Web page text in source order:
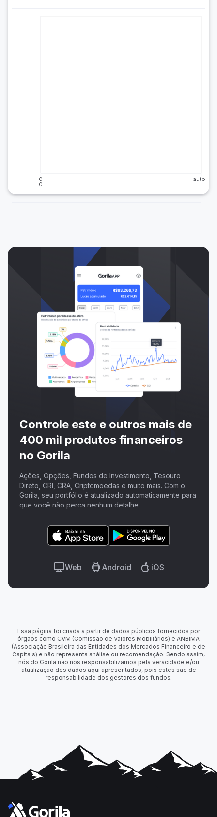
0
0
auto
Controle este e outros mais de
400 mil produtos financeiros
no Gorila
Ações, Opções, Fundos de Investimento, Tesouro
Direto, CRI, CRA, Criptomoedas e muito mais. Com o
Gorila, seu portfólio é atualizado automaticamente para
que você não perca nenhum detalhe.
Web Android iOS
Essa página foi criada a partir de dados públicos fornecidos por
órgãos como CVM (Comissão de Valores Mobiliários) e ANBIMA
(Associação Brasileira das Entidades dos Mercados Financeiro e de
Capitais) e não representa análise ou recomendação. Sendo assim,
nós do Gorila não nos responsabilizamos pela veracidade e/ou
atualização dos dados aqui apresentados, pois estes são de
responsabilidade dos gestores dos fundos.